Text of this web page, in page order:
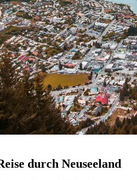
durch Neuseeland